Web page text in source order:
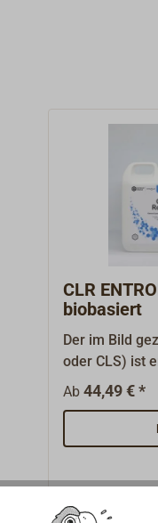
CLR
biobasiert
Der im Bild
oder CLS) ist
muss
Siehe
CLR-System
resin) ist ein
speziell
UV-
Ab 44,49 € *